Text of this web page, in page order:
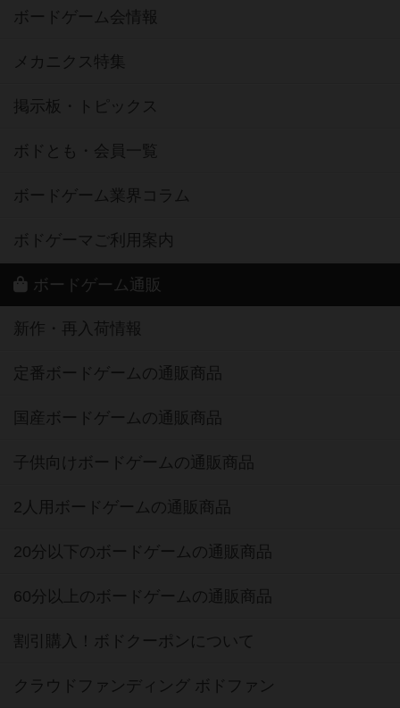
ボードゲーム会情報
メカニクス特集
掲示板・トピックス
ボドとも・会員一覧
ボードゲーム業界コラム
ボドゲーマご利用案内
ボードゲーム通販
新作・再入荷情報
定番ボードゲームの通販商品
国産ボードゲームの通販商品
子供向けボードゲームの通販商品
2人用ボードゲームの通販商品
20分以下のボードゲームの通販商品
60分以上のボードゲームの通販商品
割引購入！ボドクーポンについて
クラウドファンディング ボドファン